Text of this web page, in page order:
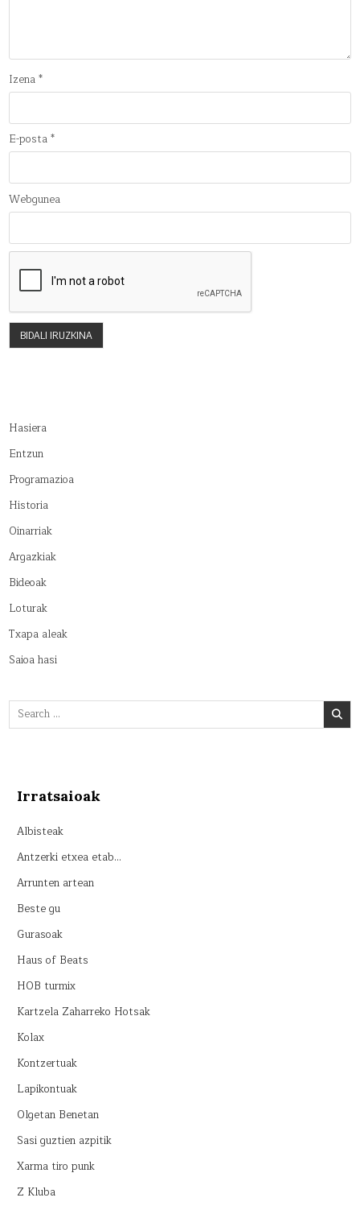
Izena*
E-posta*
Webgunea
Hasiera
Entzun
Programazioa
Historia
Oinarriak
Argazkiak
Bideoak
Loturak
Txapa aleak
Saioa hasi
Search
for:
Irratsaioak
Albisteak
Antzerki etxea etab…
Arrunten artean
Beste gu
Gurasoak
Haus of Beats
HOB turmix
Kartzela Zaharreko Hotsak
Kolax
Kontzertuak
Lapikontuak
Olgetan Benetan
Sasi guztien azpitik
Xarma tiro punk
Z Kluba